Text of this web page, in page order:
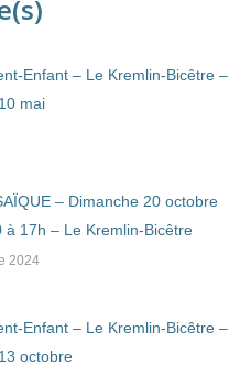
Enfant – Le Kremlin-Bicêtre –
mai
– Dimanche 20 octobre
à 17h – Le Kremlin-Bicêtre
2024
Enfant – Le Kremlin-Bicêtre –
octobre